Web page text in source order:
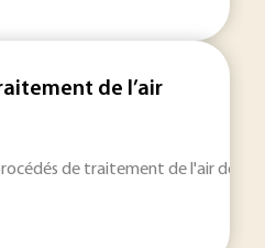
de l’air
de traitement de l'air des